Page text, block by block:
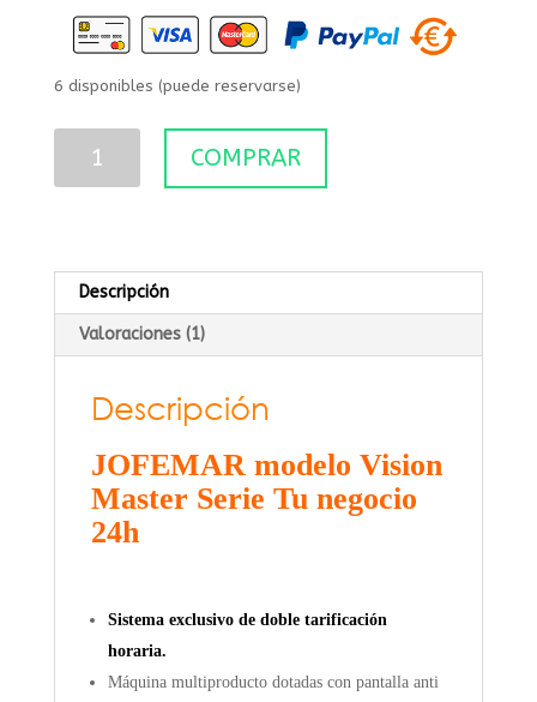
cliente
original
era:
12.000,00€.
actual
es:
6 disponibles (puede reservarse)
Vending
COMPRAR
Descripción
Valoraciones (1)
Descripción
JOFEMAR modelo Vision
Master Serie Tu negocio
24h
Sistema exclusivo de doble tarificación
horaria.
Máquina multiproducto dotadas con pantalla anti